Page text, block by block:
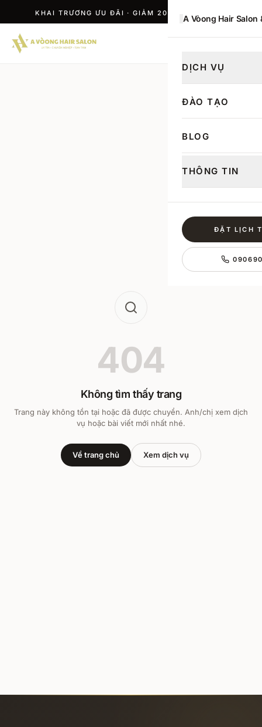
KHAI TRƯƠNG ƯU ĐÃI · GIẢM 20% TÂN KHÁCH
A Vòong Hair Salon
DỊCH VỤ
ĐÀO TẠO
BLOG
THÔNG TIN
ĐẶT LỊCH
404
Không tìm thấy trang
Trang này không tồn tại hoặc đã được chuyển. Anh/chị xem dịch
vụ hoặc bài viết mới nhất nhé.
Về trang chủ Xem dịch vụ